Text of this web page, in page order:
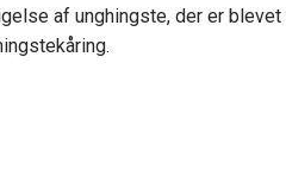
af unghingste, der er